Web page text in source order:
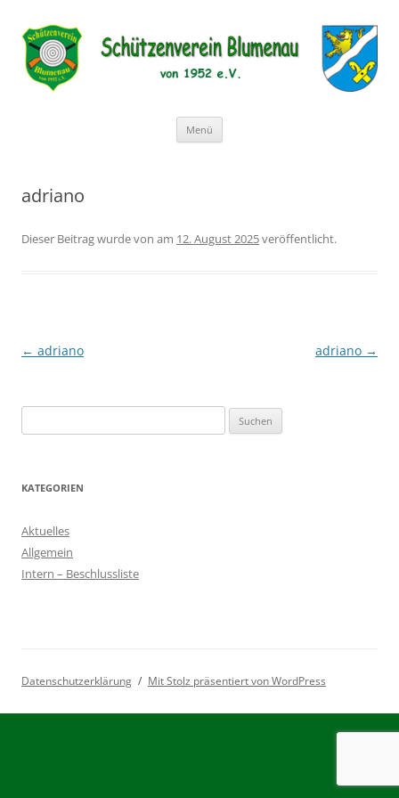
Schützenverein Blumenau von
1952 e.V.
Menü
adriano
Dieser Beitrag wurdevon am 12. August 2025veröffentlicht.
Beitragsnavigation
← adriano adriano →
nach:
KATEGORIEN
Aktuelles
Allgemein
Intern – Beschlussliste
Datenschutzerklärung Mit Stolz präsentiert von WordPress